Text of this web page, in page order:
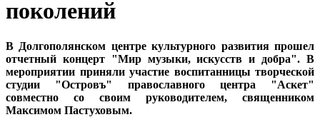
поколений
В Долгополянском центре культурного развития прошел
отчетный концерт "Мир музыки, искусств и добра". В
мероприятии приняли участие воспитанницы творческой
студии "Островъ" православного центра "Аскет"
совместно со своим руководителем, священником
Максимом Пастуховым.